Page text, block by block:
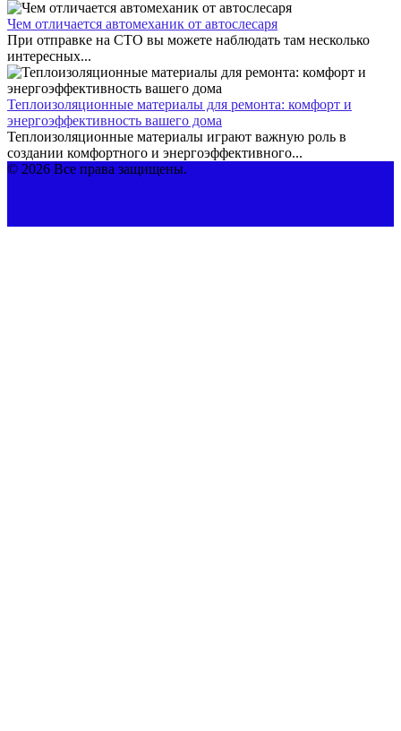
Чем отличается автомеханик от автослесаря
При отправке на СТО вы можете наблюдать там несколько
интересных...
Теплоизоляционные материалы для ремонта: комфорт и
энергоэффективность вашего дома
Теплоизоляционные материалы играют важную роль в
создании комфортного и энергоэффективного...
© 2026 Все права защищены.